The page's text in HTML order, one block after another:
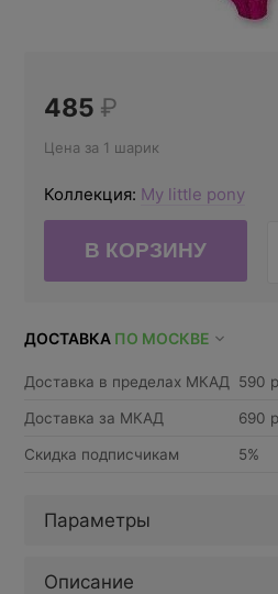
485 ₽
Цена за 1 шарик
Коллекция: My little pony
ДОСТАВКА ПО МОСКВЕ
Доставка в пределах МКАД 590
Доставка за МКАД 690
Скидка подписчикам 5%
Параметры
Описание